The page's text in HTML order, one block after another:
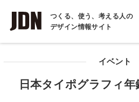
つくる、使う、考える人の
デザイン情報サイト
INTERVIEW
インタビュー
イベント
日本タイポグラフィ年